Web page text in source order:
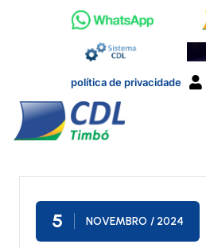
política de privacidade
5 NOVEMBRO / 2024